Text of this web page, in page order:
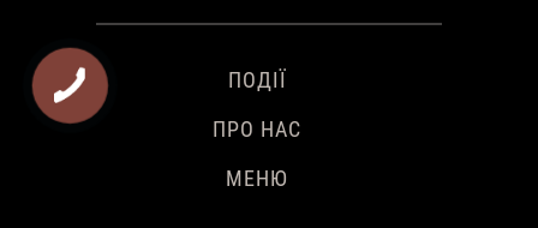
ПОДІЇ
ПРО НАС
МЕНЮ